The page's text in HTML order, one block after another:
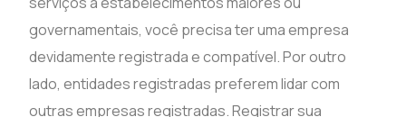
governamentais, você precisa ter uma empresa
devidamente registrada e compatível. Por outro
lado, entidades registradas preferem lidar com
outras empresas registradas. Registrar sua